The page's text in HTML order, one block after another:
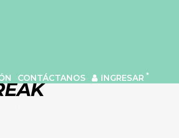
CONTÁCTANOS INGRESAR